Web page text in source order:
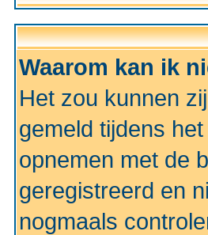
Waarom kan ik
Het zou kunnen
gemeld tijdens
opnemen met de
geregistreerd en
nogmaals